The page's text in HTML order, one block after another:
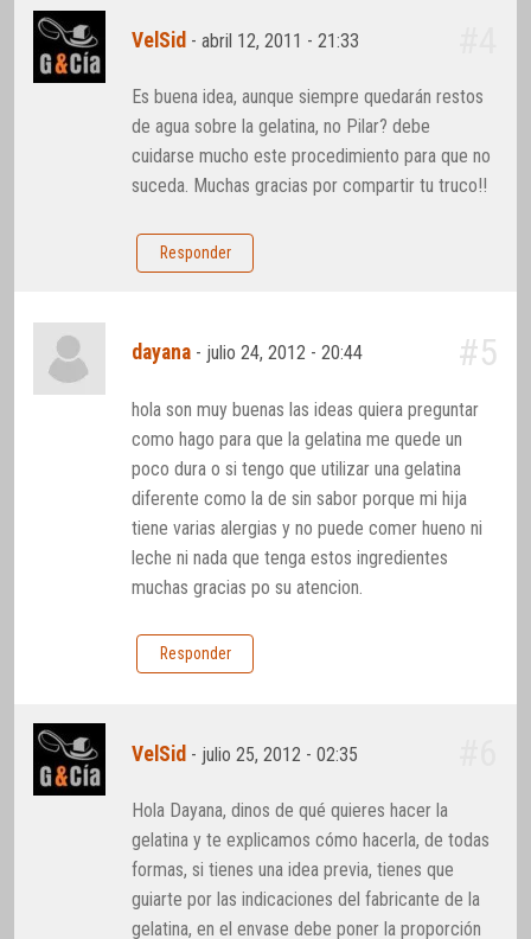
VelSid -abril 12, 2011 - 21:33
Es buena idea, aunque siempre quedarán restos
de agua sobre la gelatina, no Pilar? debe
cuidarse mucho este procedimiento para que no
suceda. Muchas gracias por compartir tu truco!!
Responder
dayana - julio 24, 2012 - 20:44 #5
hola son muy buenas las ideas quiera preguntar
como hago para que la gelatina me quede un
poco dura o si tengo que utilizar una gelatina
diferente como la de sin sabor porque mi hija
tiene varias alergias y no puede comer hueno ni
leche ni nada que tenga estos ingredientes
muchas gracias po su atencion.
Responder
VelSid - julio 25, 2012 - 02:35
Hola Dayana, dinos de qué quieres hacer la
gelatina y te explicamos cómo hacerla, de todas
formas, si tienes una idea previa, tienes que
guiarte por las indicaciones del fabricante de la
gelatina, en el envase debe poner la proporción